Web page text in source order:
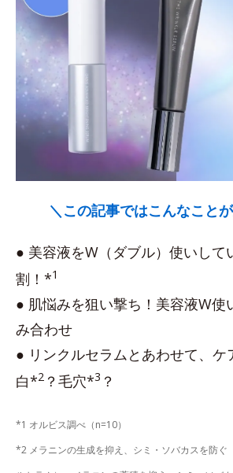
＼この記事ではこんなこと
● 美容液をW（ダブル）使いして
割！*1
● 肌悩みを狙い撃ち！美容液W使
み合わせ
● リンクルセラムとあわせて、ケ
白*2 ？毛穴*3 ？
*1 オルビス調べ（n=10）
*2 メラニンの生成を抑え、シミ・ソバカスを防